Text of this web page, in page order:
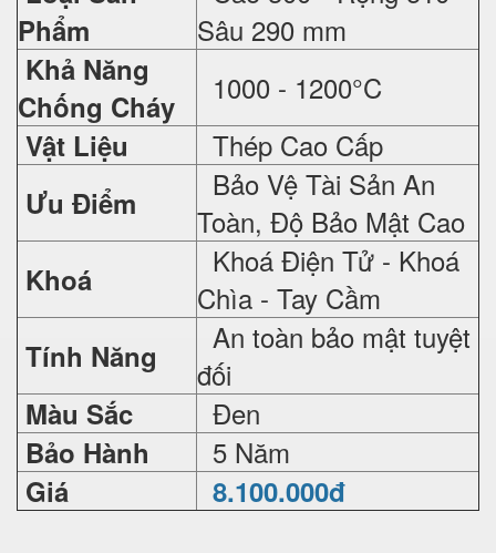
Phẩm
Sâu 290 mm
Khả Năng
Chống Cháy
1000 - 1200°C
Vật Liệu Thép Cao Cấp
Ưu Điểm
Bảo Vệ Tài Sản An
Toàn, Độ Bảo Mật Cao
Khoá
Khoá Điện Tử - Khoá
Chìa - Tay Cầm
Tính Năng
An toàn bảo mật tuyệt
đối
Màu Sắc Đen
Bảo Hành 5 Năm
Giá 8.100.000đ